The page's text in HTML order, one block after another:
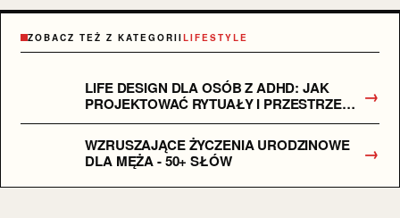
ZOBACZ TEŻ Z KATEGORIILIFESTYLE
LIFE DESIGN DLA OSÓB Z ADHD: JAK
PROJEKTOWAĆ RYTUAŁY I PRZESTRZEŃ,
BY MINIMALIZOWAĆ ROZPROSZENIE I
MAKSYMALIZOWAĆ FLOW?
→
WZRUSZAJĄCE ŻYCZENIA URODZINOWE
DLA MĘŻA - 50+ SŁÓW
→